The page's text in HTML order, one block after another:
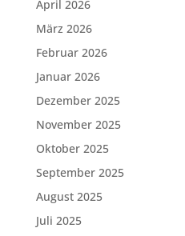
April 2026
März 2026
Februar 2026
Januar 2026
Dezember 2025
November 2025
Oktober 2025
September 2025
August 2025
Juli 2025